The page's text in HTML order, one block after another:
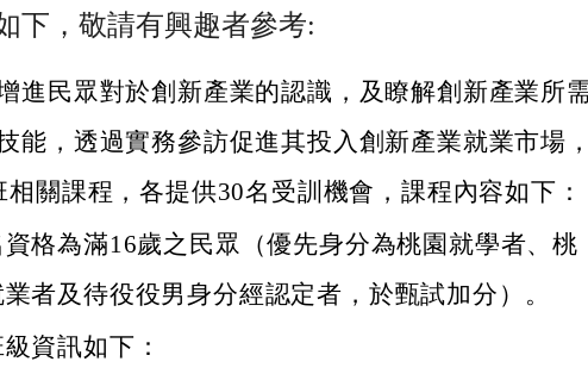
下，敬請有興趣者參考:
進民眾對於創新產業的認識，及瞭解創新產業所
能，透過實務參訪促進其投入創新產業就業市場，
相關課程，各提供30名受訓機會，課程內容如下：
格為滿16歲之民眾（優先身分為桃園就學者、桃
業者及待役役男身分經認定者，於甄試加分）。
資訊如下：